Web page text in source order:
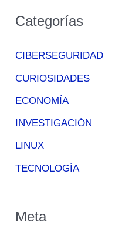
Categorías
CIBERSEGURIDAD
CURIOSIDADES
ECONOMÍA
INVESTIGACIÓN
LINUX
TECNOLOGÍA
Meta